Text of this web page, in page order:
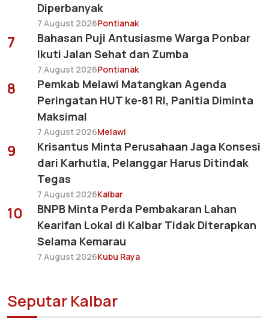
Diperbanyak
7 August 2026Pontianak
7
Bahasan Puji Antusiasme Warga Ponbar
Ikuti Jalan Sehat dan Zumba
7 August 2026Pontianak
8
Pemkab Melawi Matangkan Agenda
Peringatan HUT ke-81 RI, Panitia Diminta
Maksimal
7 August 2026Melawi
9
Krisantus Minta Perusahaan Jaga Konsesi
dari Karhutla, Pelanggar Harus Ditindak
Tegas
7 August 2026Kalbar
10
BNPB Minta Perda Pembakaran Lahan
Kearifan Lokal di Kalbar Tidak Diterapkan
Selama Kemarau
7 August 2026Kubu Raya
Seputar Kalbar